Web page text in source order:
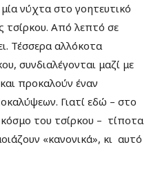
νύχτα στο γοητευτικό
τσίρκου. Από λεπτό σε
Τέσσερα αλλόκοτα
συνδιαλέγονται μαζί με
προκαλούν έναν
Γιατί εδώ – στο
του τσίρκου – τίποτα
«κανονικά», κι αυτό